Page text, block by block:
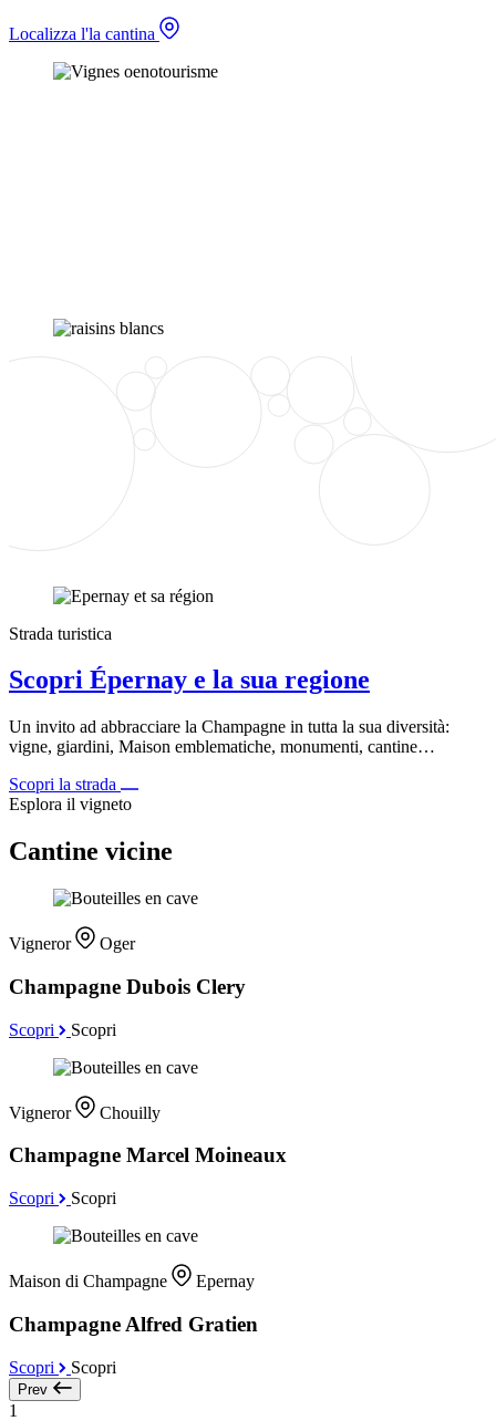
Localizza l'la cantina
Strada turistica
Scopri Épernay e la sua regione
Un invito ad abbracciare la Champagne in tutta la sua diversità:
vigne, giardini, Maison emblematiche, monumenti, cantine…
Scopri la strada
Esplora il vigneto
Cantine vicine
Vigneror Oger
Champagne Dubois Clery
Scopri Scopri
Vigneror Chouilly
Champagne Marcel Moineaux
Scopri Scopri
Maison di Champagne Epernay
Champagne Alfred Gratien
Scopri Scopri
Prev
1